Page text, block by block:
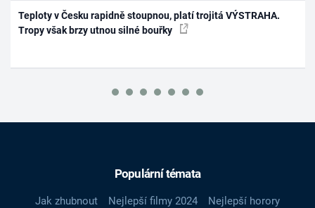
Teploty v Česku rapidně stoupnou, platí trojitá VÝSTRAHA.
Tropy však brzy utnou silné bouřky
Populární témata
Jak zhubnout Nejlepší filmy 2024
Nejlepší horory